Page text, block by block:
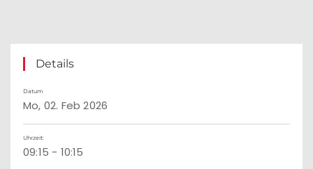
Details
Datum
Mo, 02. Feb 2026
Uhrzeit:
09:15 - 10:15